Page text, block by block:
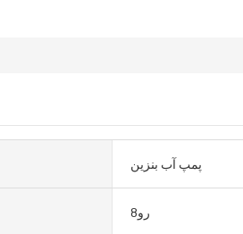
پمپ آب بنزین
رو8